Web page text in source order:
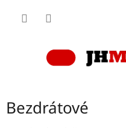
Bezdrátové